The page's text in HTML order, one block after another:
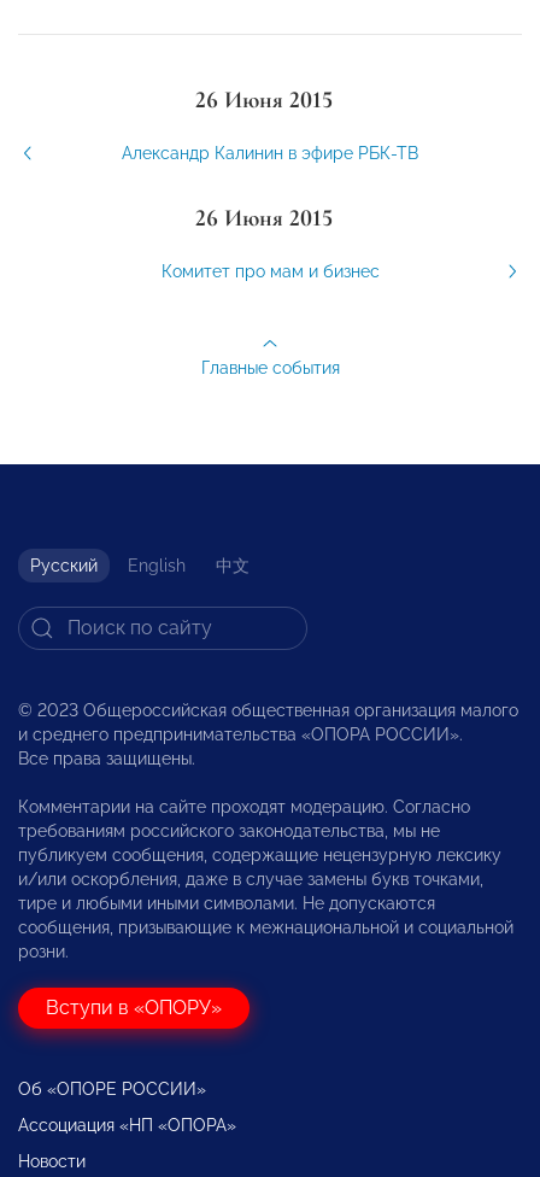
26 Июня 2015
Александр Калинин в эфире РБК-ТВ
26 Июня 2015
Комитет про мам и бизнес
Главные события
Русский English 中文
© 2023 Общероссийская общественная организация малого
и среднего предпринимательства «ОПОРА РОССИИ».
Все права защищены.
Комментарии на сайте проходят модерацию. Согласно
требованиям российского законодательства, мы не
публикуем сообщения, содержащие нецензурную лексику
и/или оскорбления, даже в случае замены букв точками,
тире и любыми иными символами. Не допускаются
сообщения, призывающие к межнациональной и социальной
розни.
Вступи в «ОПОРУ»
Об «ОПОРЕ РОССИИ»
Ассоциация «НП «ОПОРА»
Новости